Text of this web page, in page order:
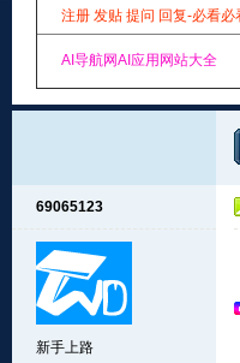
注册 发贴 提问 回复-必看必
AI导航网AI应用网站大全
69065123
新手上路